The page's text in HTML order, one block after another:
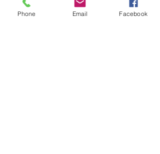
Politique du magasin
Phone Email Facebook